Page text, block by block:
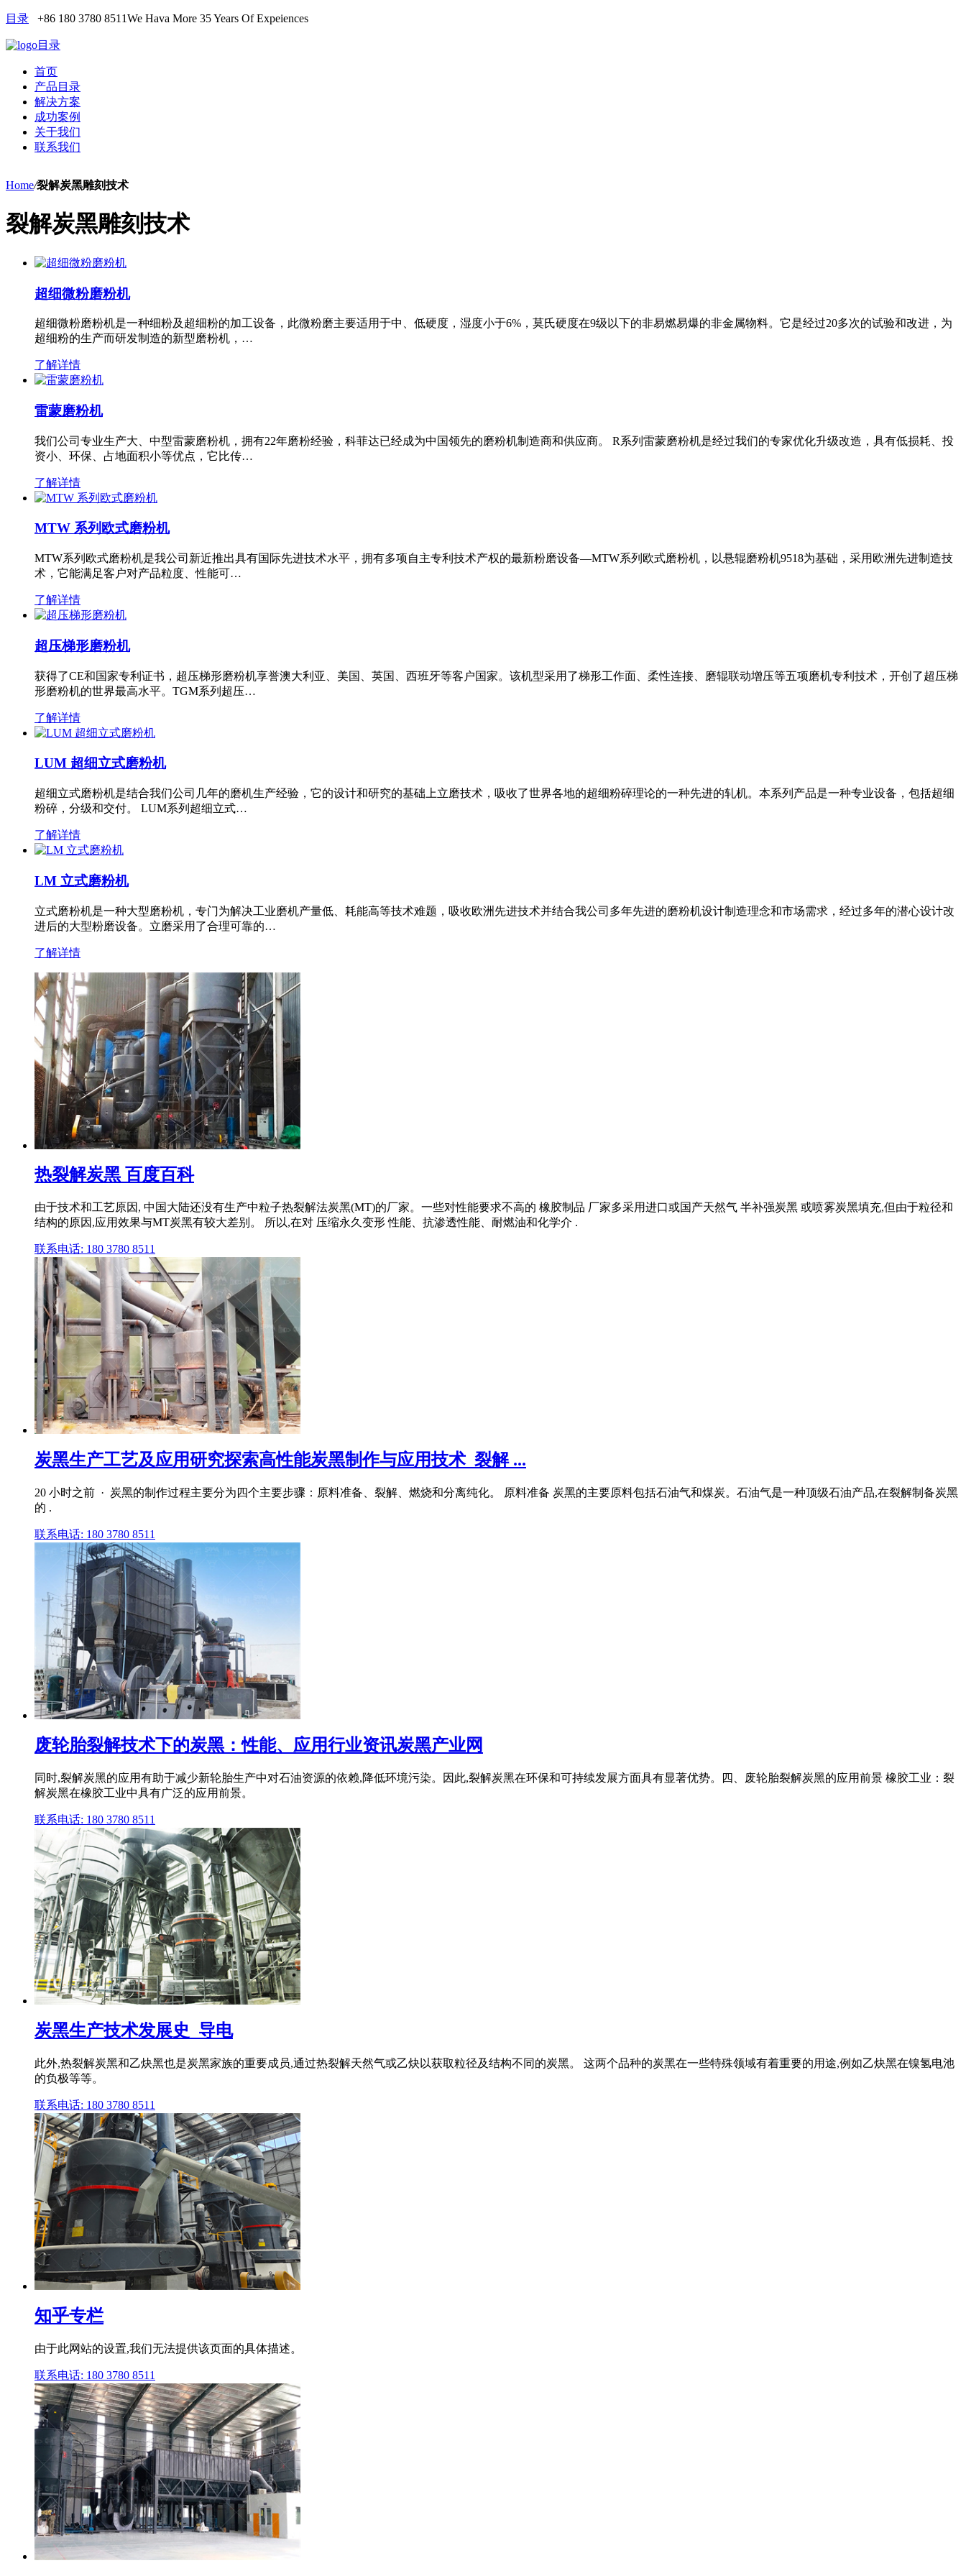
目录 +86 180 3780 8511We Hava More 35 Years Of Expeiences
目录
首页
产品目录
解决方案
成功案例
关于我们
联系我们
Home/裂解炭黑雕刻技术
裂解炭黑雕刻技术
超细微粉磨粉机
超细微粉磨粉机是一种细粉及超细粉的加工设备，此微粉磨主要适用于中、低硬度，湿度小于6%，莫氏硬度在9级以下的非易燃易爆的非金属物料。它是经过20多次的试验和改进，为
超细粉的生产而研发制造的新型磨粉机，…
了解详情
雷蒙磨粉机
我们公司专业生产大、中型雷蒙磨粉机，拥有22年磨粉经验，科菲达已经成为中国领先的磨粉机制造商和供应商。 R系列雷蒙磨粉机是经过我们的专家优化升级改造，具有低损耗、投
资小、环保、占地面积小等优点，它比传…
了解详情
MTW 系列欧式磨粉机
MTW系列欧式磨粉机是我公司新近推出具有国际先进技术水平，拥有多项自主专利技术产权的最新粉磨设备—MTW系列欧式磨粉机，以悬辊磨粉机9518为基础，采用欧洲先进制造技
术，它能满足客户对产品粒度、性能可…
了解详情
超压梯形磨粉机
获得了CE和国家专利证书，超压梯形磨粉机享誉澳大利亚、美国、英国、西班牙等客户国家。该机型采用了梯形工作面、柔性连接、磨辊联动增压等五项磨机专利技术，开创了超压梯
形磨粉机的世界最高水平。TGM系列超压…
了解详情
LUM 超细立式磨粉机
超细立式磨粉机是结合我们公司几年的磨机生产经验，它的设计和研究的基础上立磨技术，吸收了世界各地的超细粉碎理论的一种先进的轧机。本系列产品是一种专业设备，包括超细
粉碎，分级和交付。 LUM系列超细立式…
了解详情
LM 立式磨粉机
立式磨粉机是一种大型磨粉机，专门为解决工业磨机产量低、耗能高等技术难题，吸收欧洲先进技术并结合我公司多年先进的磨粉机设计制造理念和市场需求，经过多年的潜心设计改
进后的大型粉磨设备。立磨采用了合理可靠的…
了解详情
热裂解炭黑 百度百科
由于技术和工艺原因, 中国大陆还没有生产中粒子热裂解法炭黑(MT)的厂家。一些对性能要求不高的 橡胶制品 厂家多采用进口或国产天然气 半补强炭黑 或喷雾炭黑填充,但由于粒径和
结构的原因,应用效果与MT炭黑有较大差别。 所以,在对 压缩永久变形 性能、抗渗透性能、耐燃油和化学介 .
联系电话: 180 3780 8511
炭黑生产工艺及应用研究探索高性能炭黑制作与应用技术_裂解 ...
20 小时之前 · 炭黑的制作过程主要分为四个主要步骤：原料准备、裂解、燃烧和分离纯化。 原料准备 炭黑的主要原料包括石油气和煤炭。石油气是一种顶级石油产品,在裂解制备炭黑
的 .
联系电话: 180 3780 8511
废轮胎裂解技术下的炭黑：性能、应用行业资讯炭黑产业网
同时,裂解炭黑的应用有助于减少新轮胎生产中对石油资源的依赖,降低环境污染。因此,裂解炭黑在环保和可持续发展方面具有显著优势。四、废轮胎裂解炭黑的应用前景 橡胶工业：裂
解炭黑在橡胶工业中具有广泛的应用前景。
联系电话: 180 3780 8511
炭黑生产技术发展史_导电
此外,热裂解炭黑和乙炔黑也是炭黑家族的重要成员,通过热裂解天然气或乙炔以获取粒径及结构不同的炭黑。 这两个品种的炭黑在一些特殊领域有着重要的用途,例如乙炔黑在镍氢电池
的负极等等。
联系电话: 180 3780 8511
知乎专栏
由于此网站的设置,我们无法提供该页面的具体描述。
联系电话: 180 3780 8511